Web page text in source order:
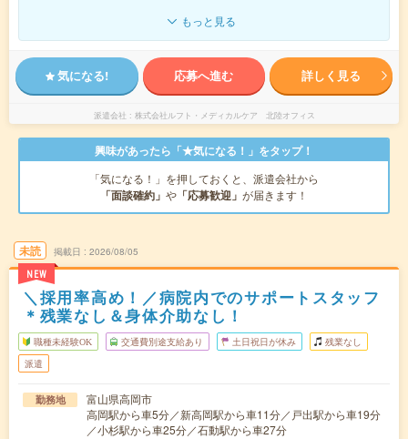
もっと見る
気になる! 応募へ進む 詳しく見る
派遣会社 株式会社ルフト・メディカルケア 北陸オフィス
興味があったら「★気になる！」をタップ！
「気になる！」を押しておくと、派遣会社から
「面談確約」 や 「応募歓迎」 が届きます！
未読
NEW
掲載日 2026/08/05
＼採用率高め！／病院内でのサポートスタッフ
＊残業なし＆身体介助なし！
職種未経験OK 交通費別途支給あり 土日祝日が休み 残業なし
派遣
勤務地
富山県高岡市
高岡駅から車5分／新高岡駅から車11分／戸出駅から車19分
／小杉駅から車25分／石動駅から車27分